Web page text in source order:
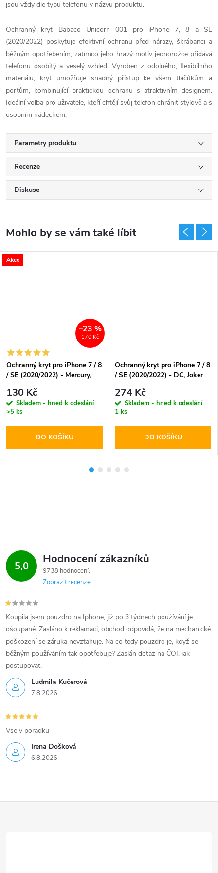
jsou vždy dle typu telefonu v názvu produktu.
Ochranný kryt Babaco Unicorn 001 pro iPhone 7, 8 a SE
(2020/2022) poskytuje efektivní ochranu před nárazy, škrábanci a
běžným opotřebením, zatímco jeho hravý motiv jednorožce přidává
telefonu osobitý a veselý vzhled. Vyroben z odolného, flexibilního
materiálu, kryt umožňuje snadný přístup ke všem tlačítkům a
portům, kombinující praktickou ochranu s atraktivním designem.
Ideální volba pro uživatele, kteří chtějí svůj telefon chránit stylově a s
osobním nádechem.
Parametry produktu
Recenze
Diskuse
Akce
170 Kč
–23 %
Ochranný kryt pro iPhone 7 / 8
/ SE (2020/2022) - Mercury,
130 Kč
Skladem - hned k odeslání
>5 ks
DO KOŠÍKU
Ochranný kryt pro iPhone 7 / 8
/ SE (2020/2022) - DC, Joker
274 Kč
Skladem - hned k odeslání
1 ks
DO KOŠÍKU
5,0 Hodnocení zákazníků
9738 hodnocení
Zobrazit recenze
Ludmila Kučerová
7.8.2026
Koupila jsem pouzdro na Iphone, již po 3 týdnech používání je
ošoupané. Zasláno k reklamaci, obchod odpovídá, že na mechanické
poškození se záruka nevztahuje. Na co tedy pouzdro je, když se
běžným používáním tak opotřebuje? Zaslán dotaz na ČOI, jak
postupovat.
Irena Došková
6.8.2026
Vse v poradku